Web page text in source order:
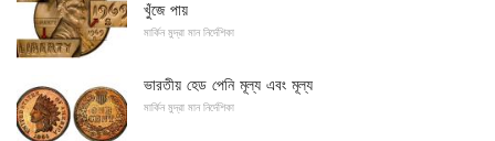
খুঁজে পায়
মার্কিন মুদ্রা মান নির্দেশিকা
ভারতীয় হেড পেনি মূল্য এবং মূল্য
মার্কিন মুদ্রা মান নির্দেশিকা